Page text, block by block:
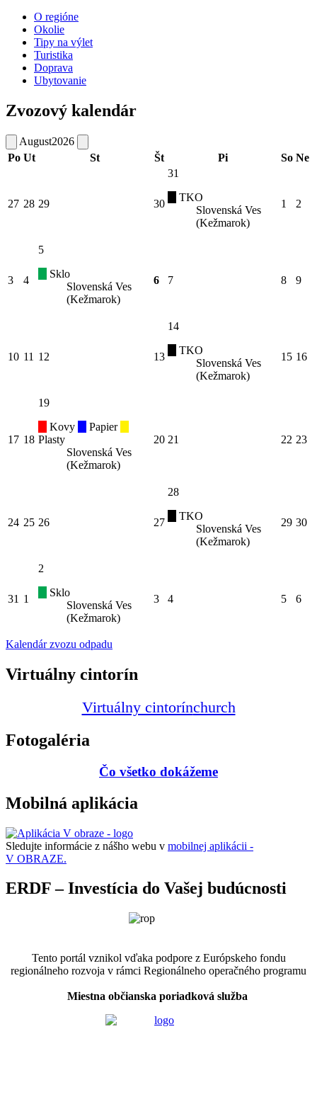
O regióne
Okolie
Tipy na výlet
Turistika
Doprava
Ubytovanie
Zvozový kalendár
August2026
Po Ut St Št Pi So Ne
27 28 29 30
31
TKO
Slovenská Ves
(Kežmarok)
1 2
3 4
5
Sklo
Slovenská Ves
(Kežmarok)
6 7 8 9
10 11 12 13
14
TKO
Slovenská Ves
(Kežmarok)
15 16
17 18
19
Kovy
Papier
Plasty
Slovenská Ves
(Kežmarok)
20 21 22 23
24 25 26 27
28
TKO
Slovenská Ves
(Kežmarok)
29 30
31 1
2
Sklo
Slovenská Ves
(Kežmarok)
3 4 5 6
Kalendár zvozu odpadu
Virtuálny cintorín
Virtuálny cintorínchurch
Fotogaléria
Čo všetko dokážeme
Mobilná aplikácia
Sledujte informácie z nášho webu v mobilnej aplikácii -
V OBRAZE.
ERDF – Investícia do Vašej budúcnosti
Tento portál vznikol vďaka podpore z Európskeho fondu
regionálneho rozvoja v rámci Regionálneho operačného programu
Miestna občianska poriadková služba